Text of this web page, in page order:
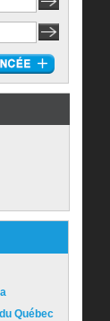
Québec